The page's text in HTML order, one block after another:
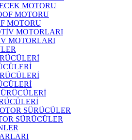
MOTORU
MOTORU
MOTORLARI
SÜRÜCÜLER